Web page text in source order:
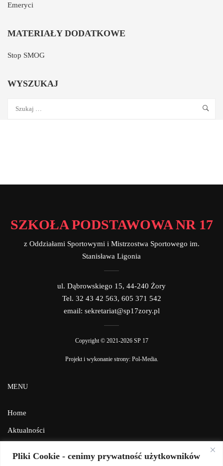
Pliki Cookie - cenimy prywatność użytkowników
Emeryci
MATERIAŁY DODATKOWE
Stop SMOG
WYSZUKAJ
SZKOŁA PODSTAWOWA NR 17
z Oddziałami Sportowymi i Mistrzostwa Sportowego im.
Stanisława Ligonia
ul. Dąbrowskiego 15, 44-240 Żory
Tel. 32 43 42 563, 605 371 542
email: sekretariat@sp17zory.pl
Copyright © 2021-2026 SP 17
Projekt i wykonanie strony: Pol-Media.
MENU
Home
Aktualności